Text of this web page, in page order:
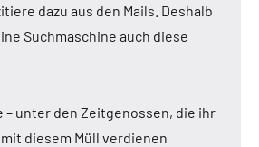
dazu aus den Mails. Deshalb
Suchmaschine auch diese
– unter den Zeitgenossen, die ihr
diesem Müll verdienen